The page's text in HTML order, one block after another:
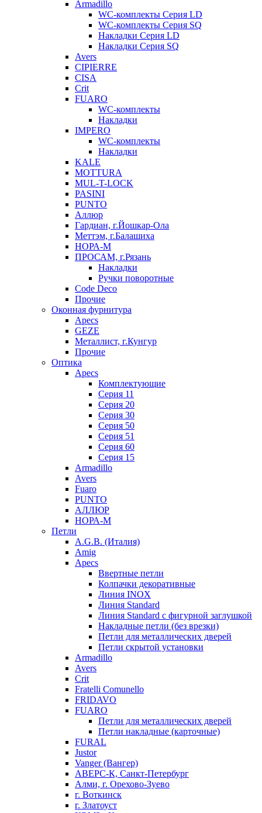
Armadillo
WC-комплекты Серия LD
WC-комплекты Серия SQ
Накладки Серия LD
Накладки Серия SQ
Avers
CIPIERRE
CISA
Crit
FUARO
WC-комплекты
Накладки
IMPERO
WC-комплекты
Накладки
KALE
MOTTURA
MUL-T-LOCK
PASINI
PUNTO
Аллюр
Гардиан, г.Йошкар-Ола
Меттэм, г.Балашиха
НОРА-М
ПРОСАМ, г.Рязань
Накладки
Ручки поворотные
Code Deco
Прочие
Оконная фурнитура
Apecs
GEZE
Металлист, г.Кунгур
Прочие
Оптика
Apecs
Комплектующие
Серия 11
Серия 20
Серия 30
Серия 50
Серия 51
Серия 60
Серия 15
Armadillo
Avers
Fuaro
PUNTO
АЛЛЮР
НОРА-М
Петли
A.G.B. (Италия)
Amig
Apecs
Ввертные петли
Колпачки декоративные
Линия INOX
Линия Standard
Линия Standard с фигурной заглушкой
Накладные петли (без врезки)
Петли для металлических дверей
Петли скрытой установки
Armadillo
Avers
Crit
Fratelli Comunello
FRIDAVO
FUARO
Петли для металлических дверей
Петли накладные (карточные)
FURAL
Justor
Vanger (Вангер)
АВЕРС-К, Санкт-Петербург
Алми, г. Орехово-Зуево
г. Воткинск
г. Златоуст